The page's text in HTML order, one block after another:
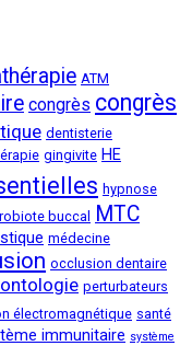
ATM
congrès congrès
dentisterie
gingivite HE
hypnose
buccal MTC
médecine
occlusion dentaire
perturbateurs
électromagnétique santé
immunitaire système